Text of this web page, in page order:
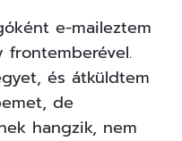
e-maileztem
frontemberével.
és átküldtem
de
hangzik, nem